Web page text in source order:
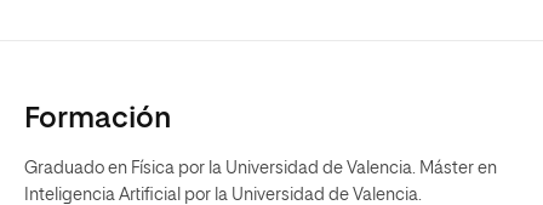
Formación
Graduado en Física por la Universidad de Valencia. Máster en
Inteligencia Artificial por la Universidad de Valencia.